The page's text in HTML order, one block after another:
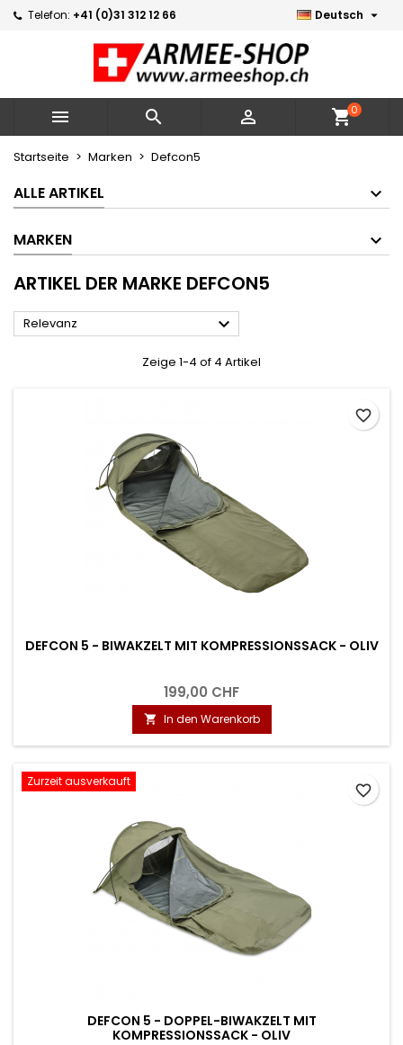
Telefon: +41 (0)31 312 12 66 Deutsch 
   shopping_cart0
Startseite Marken Defcon5
ALLE ARTIKEL
MARKEN
ARTIKEL DER MARKE DEFCON5
Relevanz 
Zeige 1-4 of 4 Artikel
DEFCON 5 - BIWAKZELT MIT KOMPRESSIONSSACK - OLIV
199,00 CHF
 In den Warenkorb
favorite_border
Zurzeit ausverkauft
DEFCON 5 - DOPPEL-BIWAKZELT MIT
KOMPRESSIONSSACK - OLIV
favorite_border
×
Neue Liste erstellen
×
((confirmMessage))
((cancelText)) ((modalDeleteText))
×
Name der Wunschliste
×
Sie müssen angemeldet sein, um Artikel Ihrer
Wunschliste hinzufügen zu können.
Abbrechen